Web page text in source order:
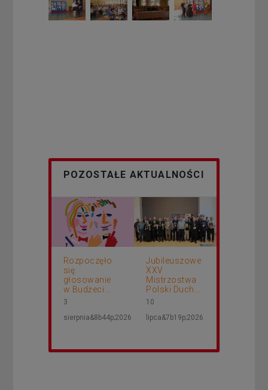
POZOSTAŁE AKTUALNOŚCI
Rozpoczęło
się
głosowanie
w Budżeci...
3
sierpnia&8b44p;2026
Jubileuszowe
XXV
Mistrzostwa
Polski Duch...
10
lipca&7b19p;2026